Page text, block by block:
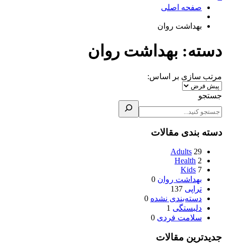
صفحه اصلی
بهداشت روان
دسته: بهداشت روان
مرتب سازی بر اساس:
جستجو
دسته بندی مقالات
Adults 29
Health 2
Kids 7
بهداشت روان 0
تراپی 137
دسته‌بندی نشده 0
دلبستگی 1
سلامت فردی 0
جدیدترین مقالات